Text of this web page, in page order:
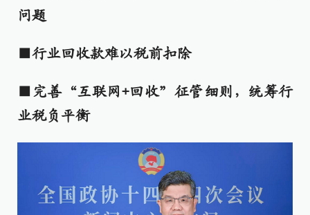
问题
■行业回收款难以税前扣除
■完善“互联网+回收”征管细则，统筹行
业税负平衡